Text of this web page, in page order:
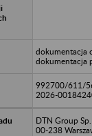
dokumentacja
dokumentacja
992700/611/
2026-
DTN Group
00-238